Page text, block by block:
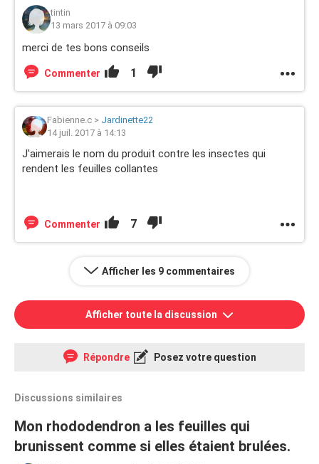
tintin
13 mars 2017 à 09:03
merci de tes bons conseils
Commenter 1
Fabienne.c > Jardinette22
14 juil. 2017 à 14:13
J'aimerais le nom du produit contre les insectes qui
rendent les feuilles collantes
Commenter 7
Afficher les 9 commentaires
Afficher toute la discussion
Répondre Posez votre question
Discussions similaires
Mon rhododendron a les feuilles qui
brunissent comme si elles étaient brulées.